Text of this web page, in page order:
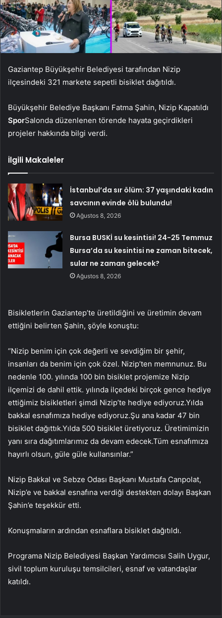
Gaziantep Büyükşehir Belediyesi tarafından Nizip
ilçesindeki 321 markete sepetli bisiklet dağıtıldı.
Büyükşehir Belediye Başkanı Fatma Şahin, Nizip Kapatıldı
SporSalonda düzenlenen törende hayata geçirdikleri
projeler hakkında bilgi verdi.
İlgili Makaleler
İstanbul’da sır ölüm: 37 yaşındaki kadın
savcının evinde ölü bulundu!
Ağustos 8, 2026
Bursa BUSKİ su kesintisi! 24-25 Temmuz
Bursa’da su kesintisi ne zaman bitecek,
sular ne zaman gelecek?
Ağustos 8, 2026
Bisikletlerin Gaziantep’te üretildiğini ve üretimin devam
ettiğini belirten Şahin, şöyle konuştu:
“Nizip benim için çok değerli ve sevdiğim bir şehir,
insanları da benim için çok özel. Nizip’ten memnunuz. Bu
nedenle 100. yılında 100 bin bisiklet projemize Nizip
ilçemizi de dahil ettik. yılında ilçedeki birçok gence hediye
ettiğimiz bisikletleri şimdi Nizip’te hediye ediyoruz.Yılda
bakkal esnafımıza hediye ediyoruz.Şu ana kadar 47 bin
bisiklet dağıttık.Yılda 500 bisiklet üretiyoruz. Üretimimizin
yanı sıra dağıtımlarımız da devam edecek.Tüm esnafımıza
hayırlı olsun, güle güle kullansınlar.”
Nizip Bakkal ve Sebze Odası Başkanı Mustafa Canpolat,
Nizip’e ve bakkal esnafına verdiği destekten dolayı Başkan
Şahin’e teşekkür etti.
Konuşmaların ardından esnaflara bisiklet dağıtıldı.
Programa Nizip Belediyesi Başkan Yardımcısı Salih Uygur,
sivil toplum kuruluşu temsilcileri, esnaf ve vatandaşlar
katıldı.